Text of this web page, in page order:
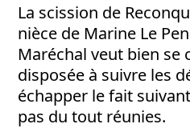
La scission de
nièce de Marine Le
Maréchal veut bien se
disposée à suivre les
échapper le fait
pas du tout réunies.